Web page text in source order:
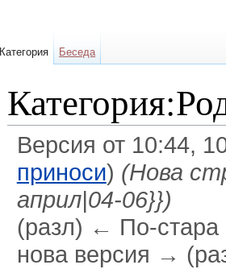
Версия от 10:44,
приноси) (Нова
април|04-06}})
(разл) ← По-стара
нова версия →
Категория Беседа